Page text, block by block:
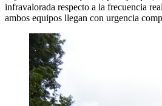
infravalorada respecto a la frecuencia
ambos equipos llegan con urgencia